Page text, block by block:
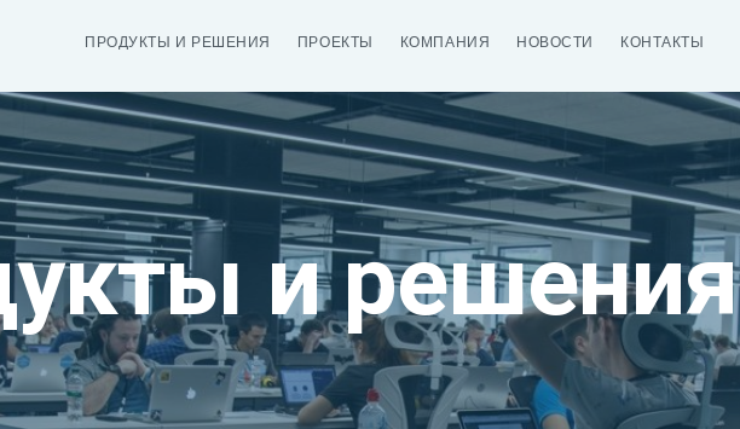
ПРОДУКТЫ И РЕШЕНИЯ ПРОЕКТЫ КОМПАНИЯ НОВОСТИ КОНТАКТЫ
и решения